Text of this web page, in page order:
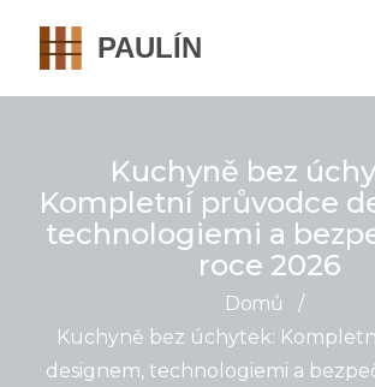
Kuchyně bez
Kompletní průvodce
technologiemi a
roce 2026
Domů
/
Kuchyně bez úchytek:
designem, technologiemi a